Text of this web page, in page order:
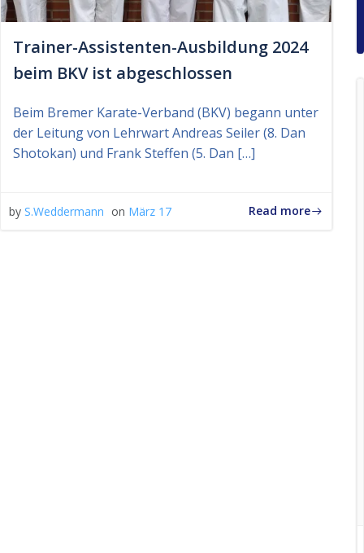
Trainer-Assistenten-Ausbildung 2024
beim BKV ist abgeschlossen
Beim Bremer Karate-Verband (BKV) begann unter
der Leitung von Lehrwart Andreas Seiler (8. Dan
Shotokan) und Frank Steffen (5. Dan […]
by S.Weddermann on März 17 Read more